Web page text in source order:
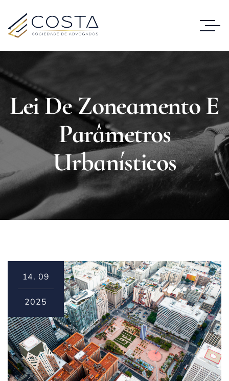
Lei De Zoneamento E
Parâmetros
Urbanísticos
14. 09
2025